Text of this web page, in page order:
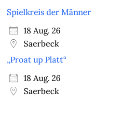
Spielkreis der Männer
18 Aug. 26
Saerbeck
„Proat up Platt“
18 Aug. 26
Saerbeck